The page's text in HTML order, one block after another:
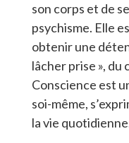
son corps et de
psychisme. Elle
obtenir une
lâcher prise », du
Conscience est
soi-même,
la vie